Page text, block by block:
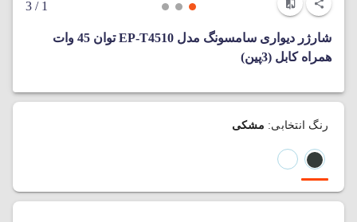
1
/ 3
شارژر دیواری سامسونگ مدل EP-T4510 توان 45 وات
همراه کابل (3پین)
رنگ انتخابی: مشکی